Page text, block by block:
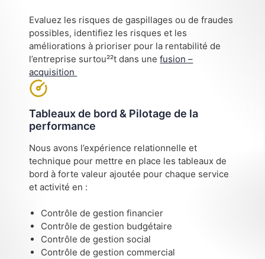
Evaluez les risques de gaspillages ou de fraudes
possibles, identifiez les risques et les
améliorations à prioriser pour la rentabilité de
l’entreprise surtou²²t dans unefusion –
acquisition
Tableaux de bord & Pilotage de la
performance
Nous avons l’expérience relationnelle et
technique pour mettre en place les tableaux de
bord à forte valeur ajoutée pour chaque service
et activité en :
Contrôle de gestion financier
Contrôle de gestion budgétaire
Contrôle de gestion social
Contrôle de gestion commercial